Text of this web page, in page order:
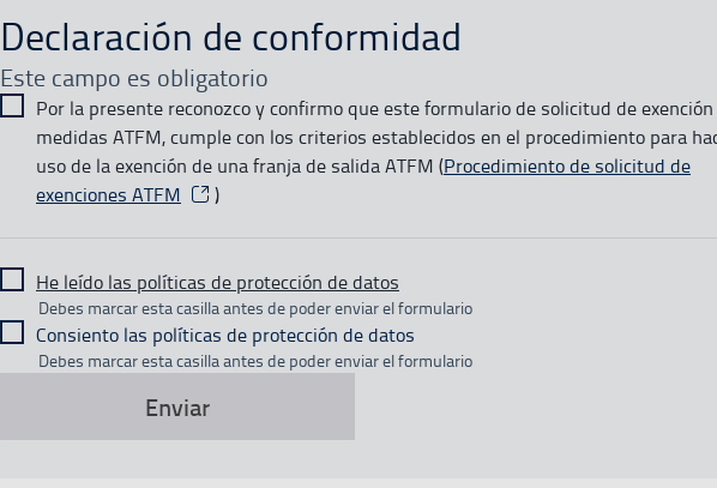
Declaración de conformidad
Este campo es obligatorio
Por la presente reconozco y confirmo que este formulario de solicitud de
medidas ATFM, cumple con los criterios establecidos en el procedimiento para
uso de la exención de una franja de salida ATFM (Procedimiento de solicitud de
exenciones ATFM Abre en una nueva ventana
)
He leído las políticas de protección de datos
Debes marcar esta casilla antes de poder enviar el formulario
Consiento las políticas de protección de datos
Debes marcar esta casilla antes de poder enviar el formulario
Enviar